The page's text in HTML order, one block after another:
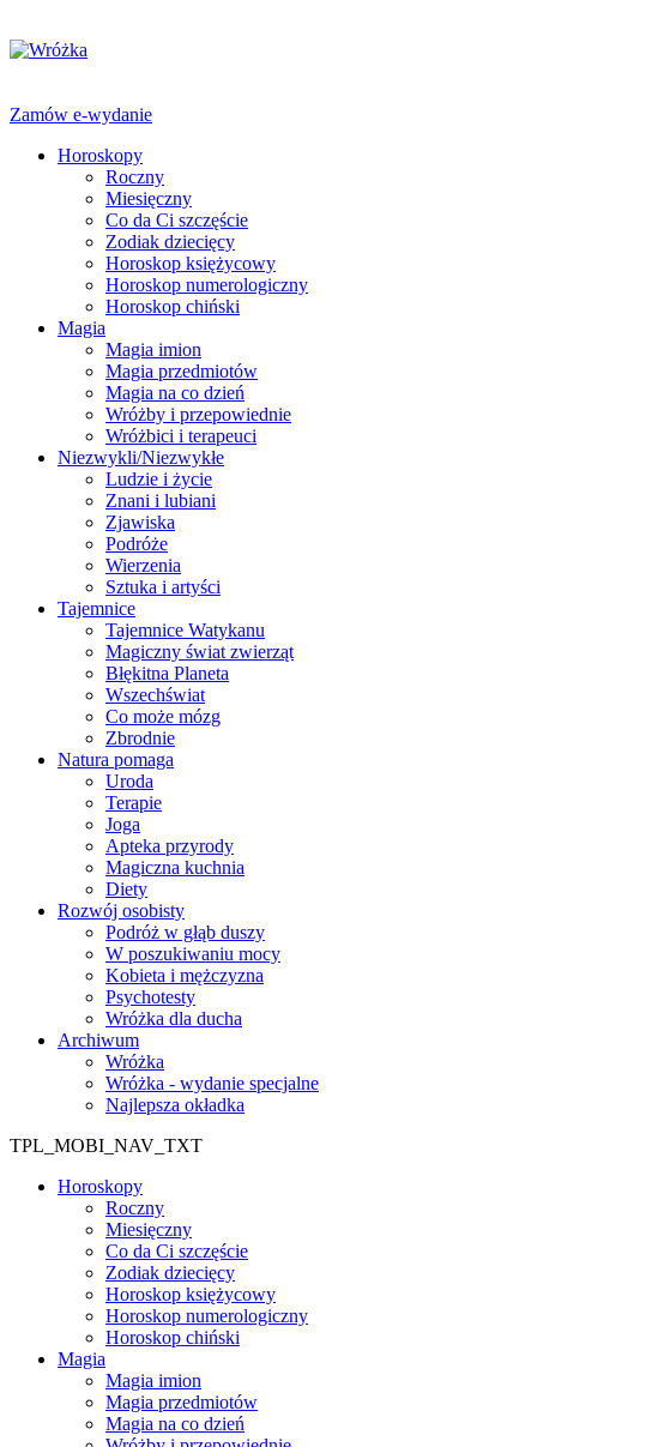
Zamów e-wydanie
Horoskopy
Roczny
Miesięczny
Co da Ci szczęście
Zodiak dziecięcy
Horoskop księżycowy
Horoskop numerologiczny
Horoskop chiński
Magia
Magia imion
Magia przedmiotów
Magia na co dzień
Wróżby i przepowiednie
Wróżbici i terapeuci
Niezwykli/Niezwykłe
Ludzie i życie
Znani i lubiani
Zjawiska
Podróże
Wierzenia
Sztuka i artyści
Tajemnice
Tajemnice Watykanu
Magiczny świat zwierząt
Błękitna Planeta
Wszechświat
Co może mózg
Zbrodnie
Natura pomaga
Uroda
Terapie
Joga
Apteka przyrody
Magiczna kuchnia
Diety
Rozwój osobisty
Podróż w głąb duszy
W poszukiwaniu mocy
Kobieta i mężczyzna
Psychotesty
Wróżka dla ducha
Archiwum
Wróżka
Wróżka - wydanie specjalne
Najlepsza okładka
TPL_MOBI_NAV_TXT
Horoskopy
Roczny
Miesięczny
Co da Ci szczęście
Zodiak dziecięcy
Horoskop księżycowy
Horoskop numerologiczny
Horoskop chiński
Magia
Magia imion
Magia przedmiotów
Magia na co dzień